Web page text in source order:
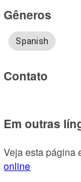
Gêneros
Spanish
Contato
Em outras
Veja esta página
online